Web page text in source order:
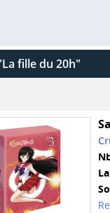
fille du 20h"